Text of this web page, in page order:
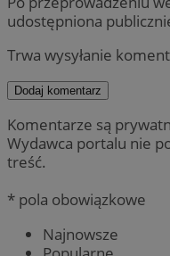
udostępniona
Trwa wysyłanie
Dodaj komentarz
Komentarze są
Wydawca portalu nie
treść.
* pola obowiązkowe
Najnowsze